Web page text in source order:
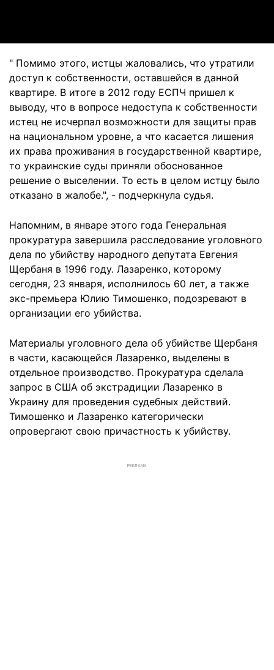
" Помимо этого, истцы жаловались, что утратили
доступ к собственности, оставшейся в данной
квартире. В итоге в 2012 году ЕСПЧ пришел к
выводу, что в вопросе недоступа к собственности
истец не исчерпал возможности для защиты прав
на национальном уровне, а что касается лишения
их права проживания в государственной квартире,
то украинские суды приняли обоснованное
решение о выселении. То есть в целом истцу было
отказано в жалобе.", - подчеркнула судья.
Напомним, в январе этого года Генеральная
прокуратура завершила расследование уголовного
дела по убийству народного депутата Евгения
Щербаня в 1996 году. Лазаренко, которому
сегодня, 23 января, исполнилось 60 лет, а также
экс-премьера Юлию Тимошенко, подозревают в
организации его убийства.
Материалы уголовного дела об убийстве Щербаня
в части, касающейся Лазаренко, выделены в
отдельное производство. Прокуратура сделала
запрос в США об экстрадиции Лазаренко в
Украину для проведения судебных действий.
Тимошенко и Лазаренко категорически
опровергают свою причастность к убийству.
РЕКЛАМА